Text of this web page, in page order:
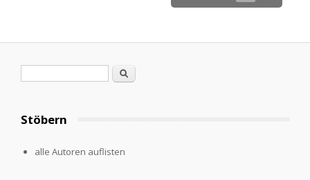
Search
Stöbern
alle Autoren auflisten